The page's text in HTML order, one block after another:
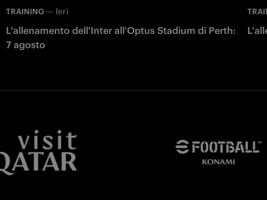
TRAINING — Ieri
L'allenamento dell'Inter all'Optus Stadium di Perth:
7 agosto